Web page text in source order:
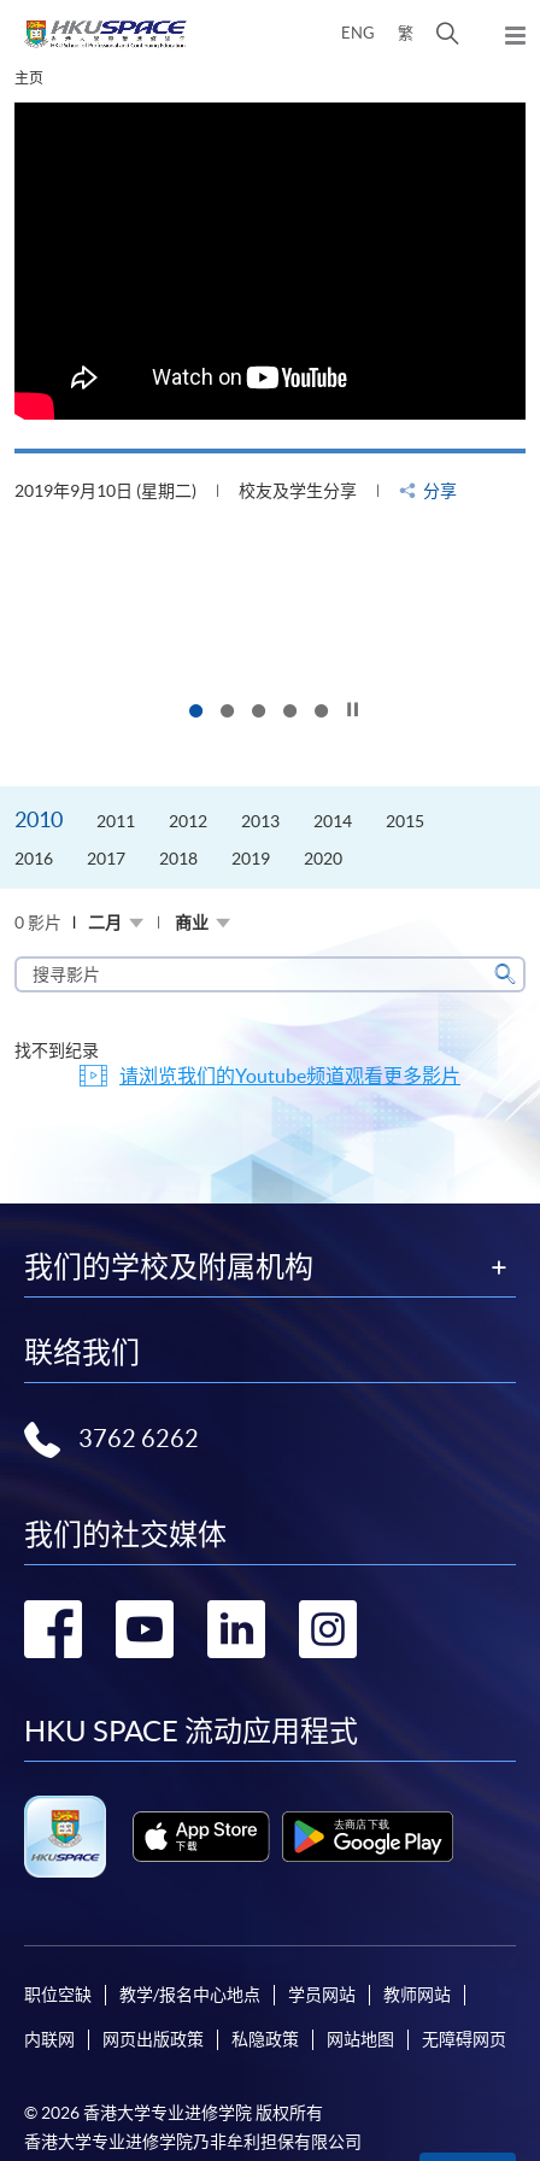
content
ENG 繁
弹
Main
content
主页
2019年9月10日 (星期二) 校友及学生分享 分享
2010 2011 2012 2013 2014
2015
2016
2017 2018 2019 2020
0 影片 二月 商业
搜
寻
片
搜
找不到纪录
请浏览我们的Youtube频道观看更多影片
我们的学校及附属机构
联络我们
3762 6262
我们的社交媒体
转
facebook
转
youtube
转
linkedin
转
HKU SPACE 流动应用程式
职位空缺 教学/报名中心地点 学员网站 教师网站
内联网 网页出版政策 私隐政策 网站地图 无障碍网页
© 2026 香港大学专业进修学院 版权所有
香港大学专业进修学院乃非牟利担保有限公司